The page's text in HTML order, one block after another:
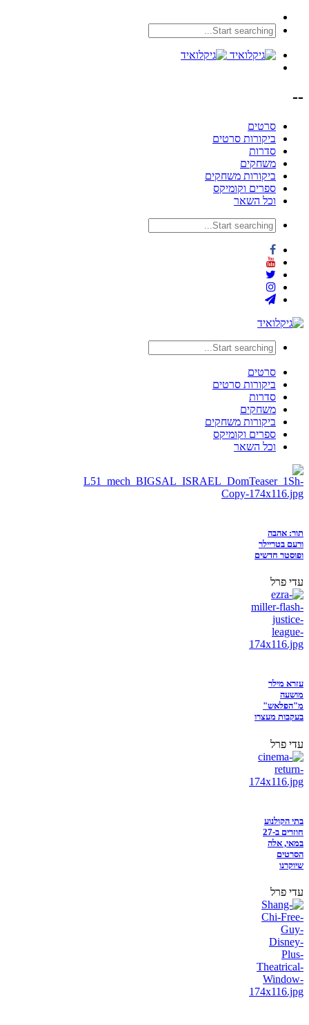
--
סרטים
ביקורות סרטים
סדרות
משחקים
ביקורות משחקים
ספרים וקומיקס
וכל השאר
סרטים
ביקורות סרטים
סדרות
משחקים
ביקורות משחקים
ספרים וקומיקס
וכל השאר
תור: אהבה
ורעם בטריילר
ופוסטר חדשים
עדי פרל
עזרא מילר
מושעה
מ"הפלאש"
בעקבות מעצרו
עדי פרל
בתי הקולנוע
חוזרים ב-27
במאי, אלה
הסרטים
שיוקרנו
עדי פרל